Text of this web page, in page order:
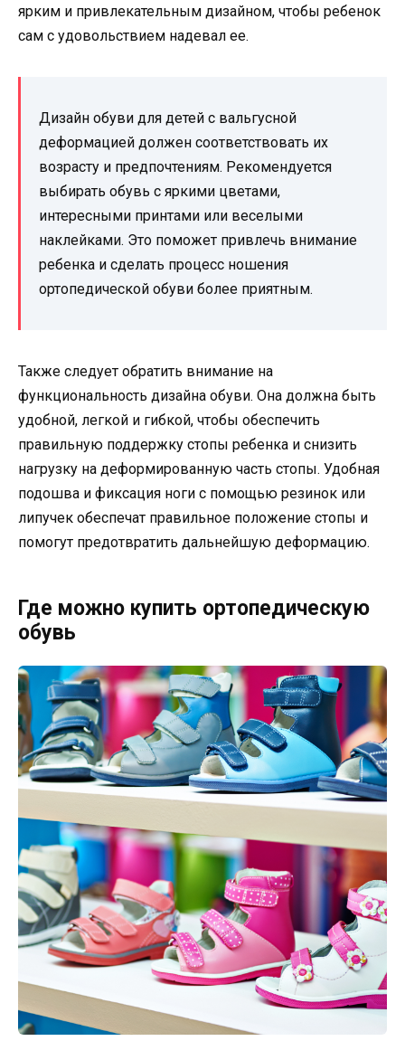
ярким и привлекательным дизайном, чтобы ребенок
сам с удовольствием надевал ее.
Дизайн обуви для детей с вальгусной
деформацией должен соответствовать их
возрасту и предпочтениям. Рекомендуется
выбирать обувь с яркими цветами,
интересными принтами или веселыми
наклейками. Это поможет привлечь внимание
ребенка и сделать процесс ношения
ортопедической обуви более приятным.
Также следует обратить внимание на
функциональность дизайна обуви. Она должна быть
удобной, легкой и гибкой, чтобы обеспечить
правильную поддержку стопы ребенка и снизить
нагрузку на деформированную часть стопы. Удобная
подошва и фиксация ноги с помощью резинок или
липучек обеспечат правильное положение стопы и
помогут предотвратить дальнейшую деформацию.
Где можно купить ортопедическую
обувь